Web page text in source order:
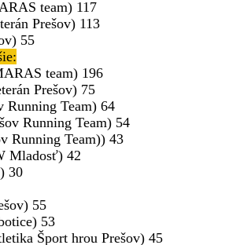
team) 117
Prešov) 113
55
team) 196
Prešov) 75
Running Team) 64
Running Team) 54
Running Team)) 43
Mladosť) 42
30
55
53
Šport hrou Prešov) 45